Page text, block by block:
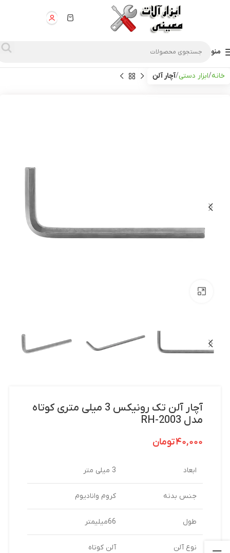
منو
خانه ابزار دستی آچار آلن
آچار آلن تک رونیکس 3 میلی متری کوتاه
مدل RH-2003
۴۰,۰۰۰تومان
ابعاد 3 میلی متر
جنس بدنه کروم وانادیوم
طول 66میلیمتر
نوع آلن آلن کوتاه